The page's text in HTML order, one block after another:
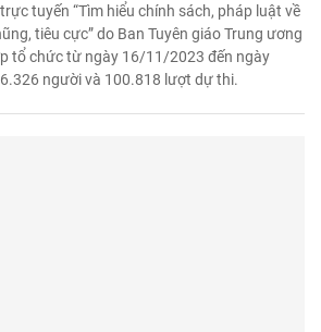
tuyến “Tìm hiểu chính sách, pháp luật về
tiêu cực” do Ban Tuyên giáo Trung ương
tổ chức từ ngày 16/11/2023 đến ngày
người và 100.818 lượt dự thi.